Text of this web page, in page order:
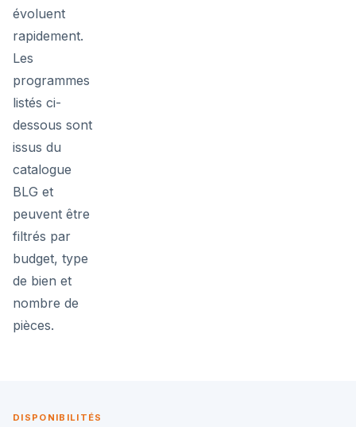
évoluent
rapidement.
Les
programmes
listés ci-
dessous sont
issus du
catalogue
BLG et
peuvent être
filtrés par
budget, type
de bien et
nombre de
pièces.
DISPONIBILITÉS